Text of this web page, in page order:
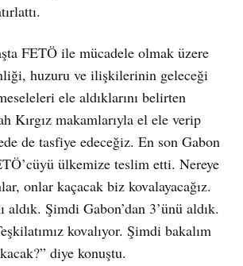
FETÖ ile mücadele olmak üzere
huzuru ve ilişkilerinin geleceği
ele aldıklarını belirten
Kırgız makamlarıyla el ele verip
de tasfiye edeceğiz. En son Gabon
ülkemize teslim etti. Nereye
onlar kaçacak biz kovalayacağız.
aldık. Şimdi Gabon’dan 3’ünü aldık.
kovalıyor. Şimdi bakalım
diye konuştu.